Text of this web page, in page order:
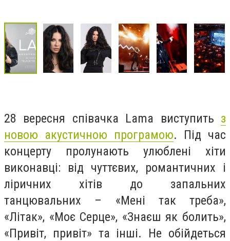
28 вересня співачка Lama виступить з
новою акустичною програмою. Під час
концерту пролунають улюблені хіти
виконавці: від чуттєвих, романтичних і
ліричних хітів до запальних
танцювальних – «Мені так треба»,
«Літак», «Моє Серце», «Знаєш як болить»,
«Привіт, привіт» та інші. Не обійдеться